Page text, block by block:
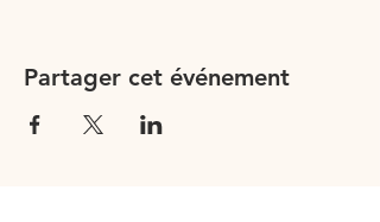
Partager cet événement